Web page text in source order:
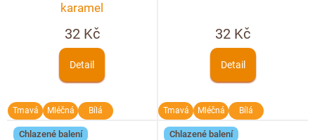
karamel
32 Kč
Detail
Tmavá Mléčná Bílá
32 Kč
Detail
Tmavá Mléčná Bílá
Chlazené balení Chlazené balení